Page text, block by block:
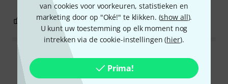
van cookies voor voorkeuren, statistieken en
marketing door op "Oké!" te klikken. (show all).
U kunt uw toestemming op elk moment nog
intrekken via de cookie-instellingen (hier).
Prima!
0 EVALUATIE MELDEN
Alle waarderingen lezen